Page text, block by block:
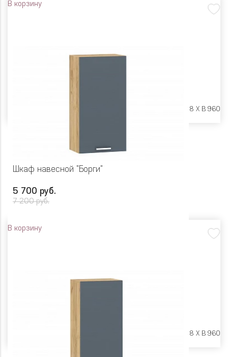
В корзину
Ш 600 X Г 318 X В 960
Шкаф навесной "Борги"
5 700 руб.
7 200 руб.
В корзину
Ш 500 X Г 318 X В 960